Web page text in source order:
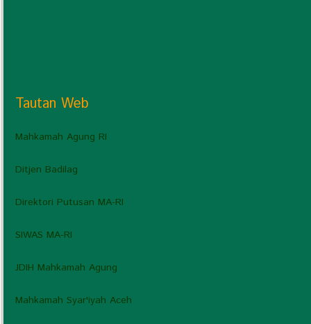
Tautan Web
Mahkamah Agung RI
Ditjen Badilag
Direktori Putusan MA-RI
SIWAS MA-RI
JDIH Mahkamah Agung
Mahkamah Syar'iyah Aceh